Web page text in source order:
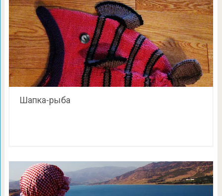
Шапка-рыба